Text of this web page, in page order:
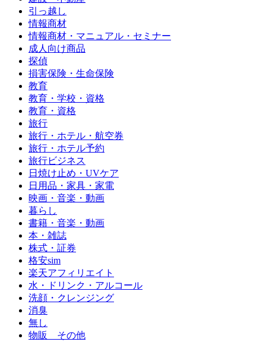
引っ越し
情報商材
情報商材・マニュアル・セミナー
成人向け商品
探偵
損害保険・生命保険
教育
教育・学校・資格
教育・資格
旅行
旅行・ホテル・航空券
旅行・ホテル予約
旅行ビジネス
日焼け止め・UVケア
日用品・家具・家電
映画・音楽・動画
暮らし
書籍・音楽・動画
本・雑誌
株式・証券
格安sim
楽天アフィリエイト
水・ドリンク・アルコール
洗顔・クレンジング
消臭
無し
物販 その他